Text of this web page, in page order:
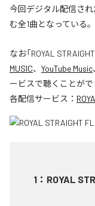
今回デジタル配信され
む全1曲となっている。
なお「ROYAL
MUSIC、 YouTube Music
ービスで聴くことがで
各配信サービス：
1 ： ROYAL